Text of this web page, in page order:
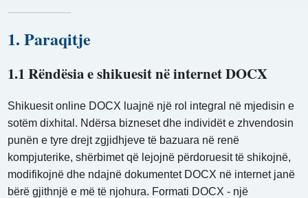
1. Paraqitje
1.1 Rëndësia e shikuesit në internet DOCX
Shikuesit online DOCX luajnë një rol integral në mjedisin e
sotëm dixhital. Ndërsa bizneset dhe individët e zhvendosin
punën e tyre drejt zgjidhjeve të bazuara në renë
kompjuterike, shërbimet që lejojnë përdoruesit të shikojnë,
modifikojnë dhe ndajnë dokumentet DOCX në internet janë
bërë gjithnjë e më të njohura. Formati DOCX - një